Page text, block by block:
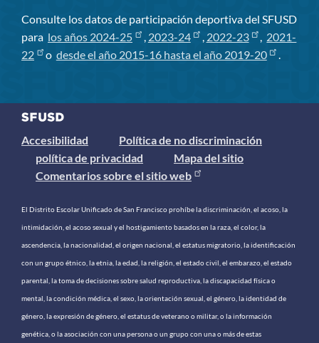
Consulte los datos de participación deportiva del SFUSD
para los años 2024-25 , 2023-24 , 2022-23 , 2021-
22
o desde el año 2015-16 hasta el año 2019-20 .
Accesibilidad
Política de no discriminación
política de privacidad
Mapa del sitio
Comentarios sobre el sitio web
El Distrito Escolar Unificado de San Francisco prohíbe la discriminación, el acoso, la
intimidación, el acoso sexual y el hostigamiento basados ​​en la raza, el color, la
ascendencia, la nacionalidad, el origen nacional, el estatus migratorio, la identificación
con un grupo étnico, la etnia, la edad, la religión, el estado civil, el embarazo, el estado
parental, la toma de decisiones sobre salud reproductiva, la discapacidad física o
mental, la condición médica, el sexo, la orientación sexual, el género, la identidad de
género, la expresión de género, el estatus de veterano o militar, o la información
genética, o la asociación con una persona o un grupo con una o más de estas